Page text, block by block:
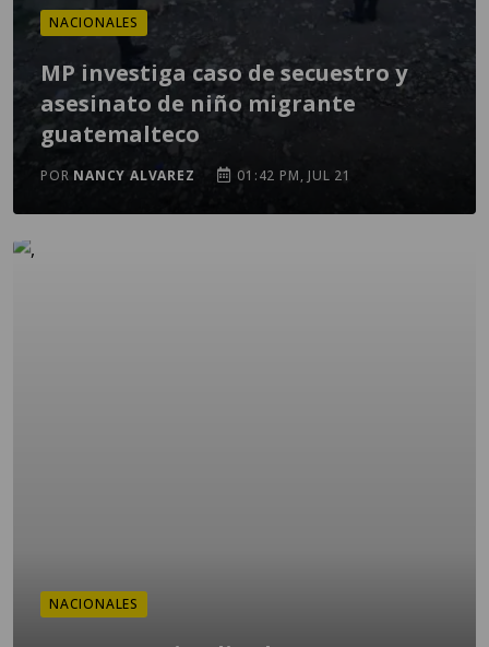
NACIONALES
MP investiga caso de secuestro y
asesinato de niño migrante
guatemalteco
POR NANCY ALVAREZ 01:42 PM, JUL 21
NACIONALES